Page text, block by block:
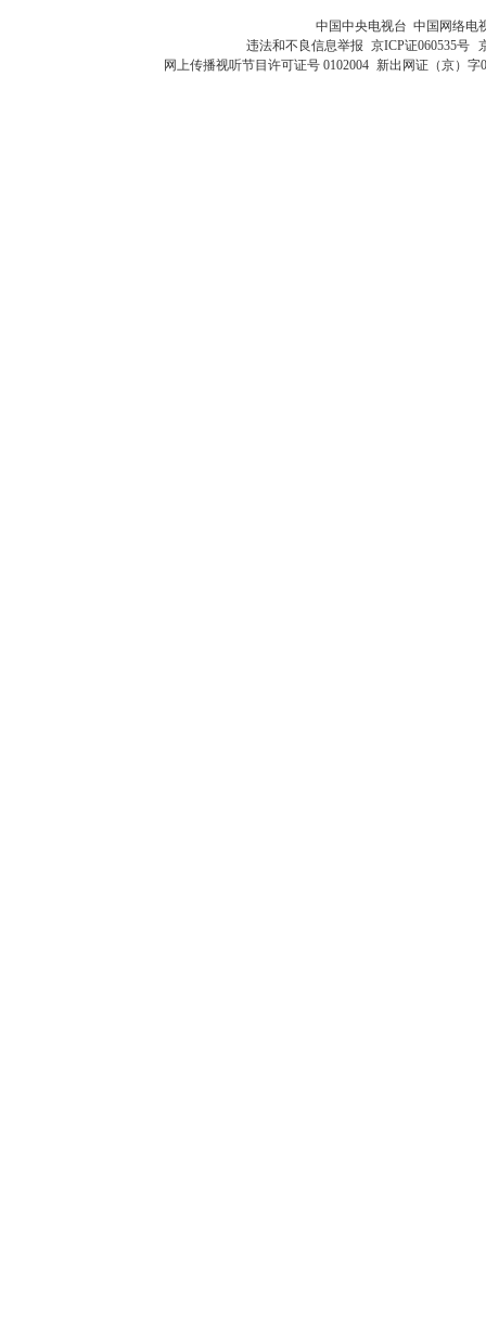
中国中央电视台 中国网络电
违法和不良信息举报 京ICP证060535号
网上传播视听节目许可证号 0102004 新出网证（京）